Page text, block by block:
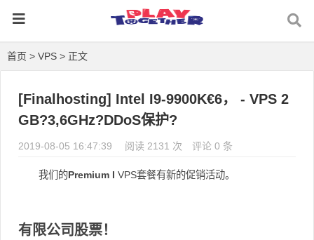
首页 > VPS > 正文
[Finalhosting] Intel I9-9900K€6， - VPS 2
GB?3,6GHz?DDoS保护?
2019-08-05 16:47:39 阅读 2131 次 评论 0 条
我们的Premium I VPS套餐有新的促销活动。
有限公司股票！